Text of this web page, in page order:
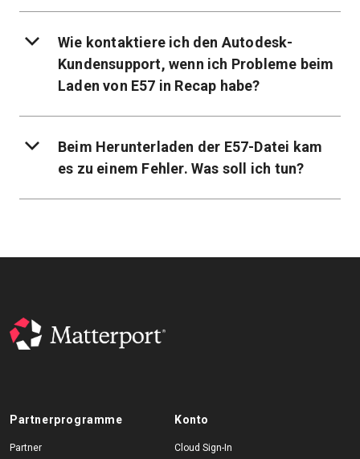
Wie kontaktiere ich den Autodesk-
Kundensupport, wenn ich Probleme beim
Laden von E57 in Recap habe?
Beim Herunterladen der E57-Datei kam
es zu einem Fehler. Was soll ich tun?
Partnerprogramme
Partner
Konto
Cloud Sign-In